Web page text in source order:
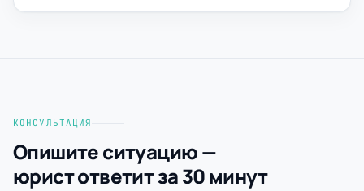
КОНСУЛЬТАЦИЯ
Опишите ситуацию —
юрист ответит за 30 минут